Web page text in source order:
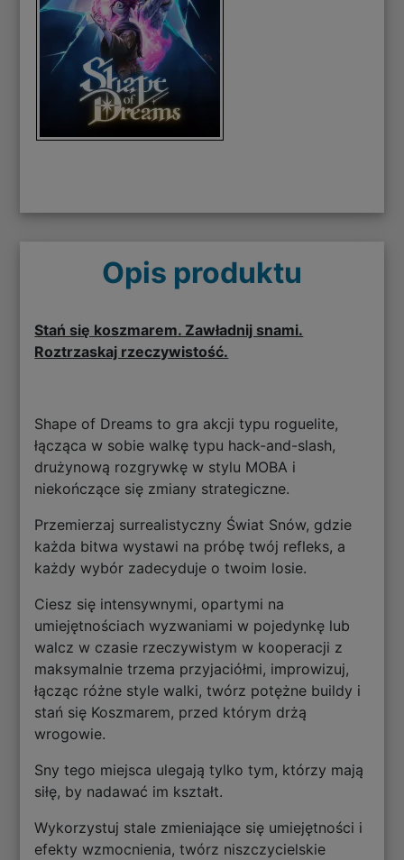
Opis produktu
Stań się koszmarem. Zawładnij snami.
Roztrzaskaj rzeczywistość.
Shape of Dreams to gra akcji typu roguelite,
łącząca w sobie walkę typu hack-and-slash,
drużynową rozgrywkę w stylu MOBA i
niekończące się zmiany strategiczne.
Przemierzaj surrealistyczny Świat Snów, gdzie
każda bitwa wystawi na próbę twój refleks, a
każdy wybór zadecyduje o twoim losie.
Ciesz się intensywnymi, opartymi na
umiejętnościach wyzwaniami w pojedynkę lub
walcz w czasie rzeczywistym w kooperacji z
maksymalnie trzema przyjaciółmi, improwizuj,
łącząc różne style walki, twórz potężne buildy i
stań się Koszmarem, przed którym drżą
wrogowie.
Sny tego miejsca ulegają tylko tym, którzy mają
siłę, by nadawać im kształt.
Wykorzystuj stale zmieniające się umiejętności i
efekty wzmocnienia, twórz niszczycielskie